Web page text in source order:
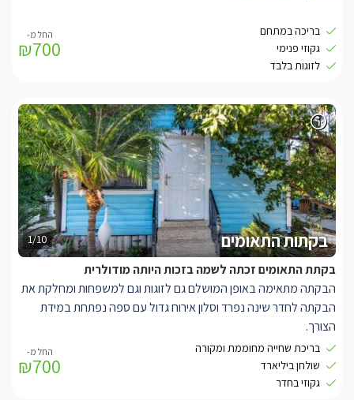
1/10 בקתות התאומים
בקתת התאומים זכתה לשמה בזכות היותה מודולרית
הבקתה מתאימה באופן המושלם גם לזוגות וגם למשפחות ומחלקת את
הבקתה לחדר שינה נפרד וסלון אירוח גדול עם ספה נפתחת במידת
הצורך.
בחדר הרחצה המפנק תוכלו ליהנות מג'קוזי גדול השקוע ברצפת
הבקתה ובנוסף מקלחון לרחצה ומעליו חלון שדרכו מציץ עץ הדר ריחני.
בריכת שחייה מחוממת ומקורה
שולחן ביליארד
גקוזי בחדר
₪700
ומסך LCD שמתכוונן אל כל חלקי הבקתה לנוחיותכם המירבית.
בחוץ ממתינה עבורכם מרפסת גן פרטית גדולה ומפנקת (מקורה),
שממנה תוכלו לצאת אל הגן הפתוח.
וג'קוזי ספא מפנק, שולחן סנוקר וצמחייה מרהיבה שעוטפת את הגן.
המתחם ממוקם רק 5 דקות נסיעה מחופי הכנרת ומשלל האטרקציות
הנמצאות בסביבה.
בריכה במתחם
גקוזי פנימי
לזוגות בלבד
₪700